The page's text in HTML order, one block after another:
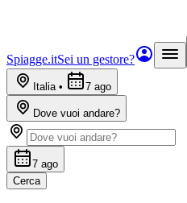
Spiagge.itSei un gestore?
Italia• 7 ago
Dove vuoi andare?
7 ago
Cerca